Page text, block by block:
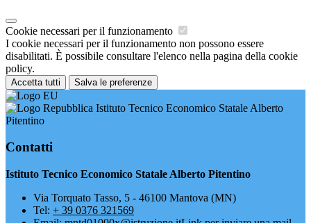
Cookie necessari per il funzionamento
I cookie necessari per il funzionamento non possono essere
disabilitati. È possibile consultare l'elenco nella pagina della cookie
policy.
Accetta tutti Salva le preferenze
Istituto Tecnico Economico Statale Alberto
Pitentino
Contatti
Istituto Tecnico Economico Statale Alberto Pitentino
Via Torquato Tasso, 5 - 46100 Mantova (MN)
Tel: + 39 0376 321569